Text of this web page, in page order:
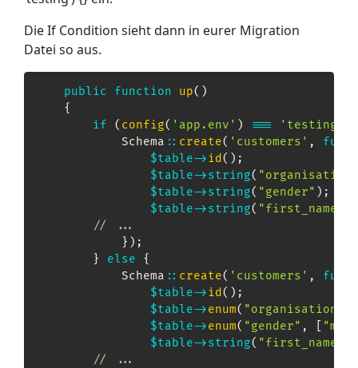
Die If Condition sieht dann in eurer Migration
Datei so aus.
public function up( )
{
if
( config( 'app.env' ) === 'testing'
Schema :: create( 'customers' ,
$table->id( ) ;
$table->string(
$table->string( "gender" ) ;
$table->string( "first_name"
// ...
} ) ;
}
else
{
Schema :: create( 'customers' ,
$table->id( ) ;
$table->enum(
$table->enum( "gender" ,
$table->string( "first_name"
// ...